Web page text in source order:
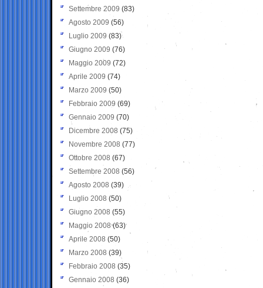
Settembre 2009 (83)
Agosto 2009 (56)
Luglio 2009 (83)
Giugno 2009 (76)
Maggio 2009 (72)
Aprile 2009 (74)
Marzo 2009 (50)
Febbraio 2009 (69)
Gennaio 2009 (70)
Dicembre 2008 (75)
Novembre 2008 (77)
Ottobre 2008 (67)
Settembre 2008 (56)
Agosto 2008 (39)
Luglio 2008 (50)
Giugno 2008 (55)
Maggio 2008(63)
Aprile 2008 (50)
Marzo 2008 (39)
Febbraio 2008 (35)
Gennaio 2008 (36)